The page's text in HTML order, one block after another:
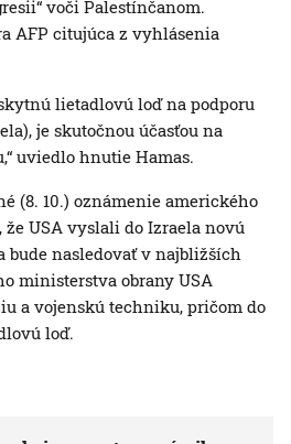
voči Palestínčanom.
AFP citujúca z vyhlásenia
lietadlovú loď na podporu
je skutočnou účasťou na
uviedlo hnutie Hamas.
(8. 10.) oznámenie amerického
že USA vyslali do Izraela novú
bude nasledovať v najbližších
ministerstva obrany USA
a vojenskú techniku, pričom do
loď.